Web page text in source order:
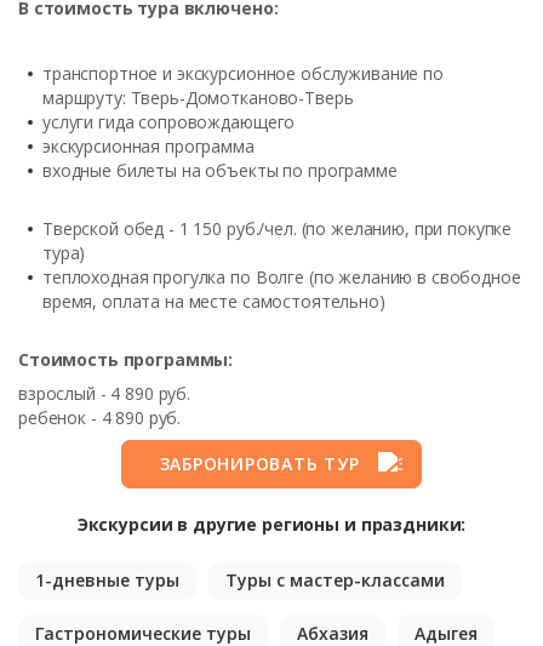
В стоимость тура включено:
транспортное и экскурсионное обслуживание по
маршруту: Тверь-Домотканово-Тверь
услуги гида сопровождающего
экскурсионная программа
входные билеты на объекты по программе
Тверской обед - 1 150 руб./чел. (по желанию, при покупке
тура)
теплоходная прогулка по Волге (по желанию в свободное
время, оплата на месте самостоятельно)
Стоимость программы:
взрослый - 4 890 руб.
ребенок - 4 890 руб.
ЗАБРОНИРОВАТЬ ТУР
Экскурсии в другие регионы и праздники:
1-дневные туры Туры с мастер-классами
Гастрономические туры Абхазия Адыгея